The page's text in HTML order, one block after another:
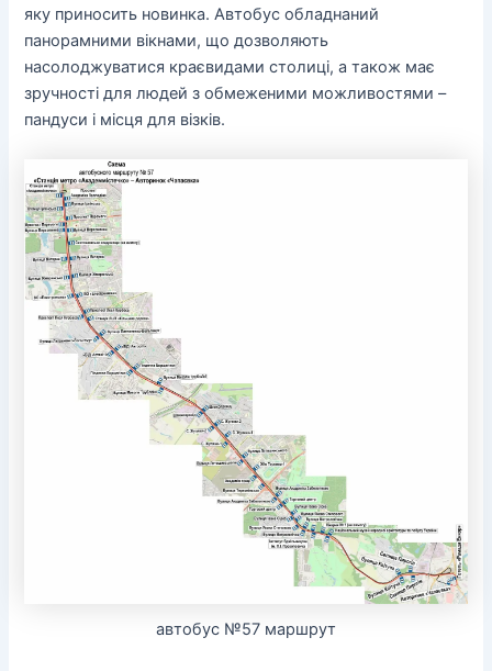
яку приносить новинка. Автобус обладнаний
панорамними вікнами, що дозволяють
насолоджуватися краєвидами столиці, а також має
зручності для людей з обмеженими можливостями –
пандуси і місця для візків.
автобус №57 маршрут